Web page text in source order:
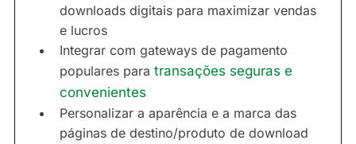
downloads digitais para maximizar vendas
e lucros
Integrar com gateways de pagamento
populares para transações seguras e
convenientes
Personalizar a aparência e a marca das
páginas de destino/produto de download